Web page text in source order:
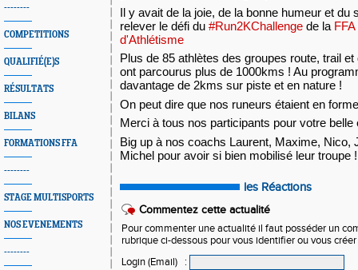
--------
COMPETITIONS
QUALIFIÉ(E)S
RÉSULTATS
BILANS
FORMATIONS FFA
--------
STAGE MULTISPORTS
NOS EVENEMENTS
--------
Il y avait de la joie, de la bonne humeur et du
relever le défi du #Run2KChallenge de la
d'Athlétisme
Plus de 85 athlètes des groupes route, trail et
ont parcourus plus de 1000kms ! Au
davantage de 2kms sur piste et en nature !
On peut dire que nos runeurs étaient en
Merci à tous nos participants pour votre belle
Big up à nos coachs Laurent, Maxime, Nico,
Michel pour avoir si bien mobilisé leur troupe
les Réactions
Commentez cette actualité
Pour commenter une actualité il faut posséder un
rubrique ci-dessous pour vous identifier ou vous
Login (Email)
: